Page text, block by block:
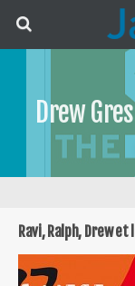
Drew
Ravi, Ralph, Drew